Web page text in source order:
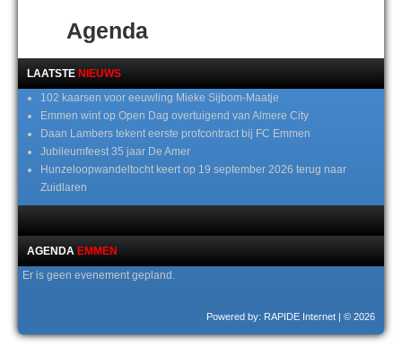
Agenda
LAATSTE NIEUWS
102 kaarsen voor eeuwling Mieke Sijbom-Maatje
Emmen wint op Open Dag overtuigend van Almere City
Daan Lambers tekent eerste profcontract bij FC Emmen
Jubileumfeest 35 jaar De Amer
Hunzeloopwandeltocht keert op 19 september 2026 terug naar
Zuidlaren
AGENDA EMMEN
Er is geen evenement gepland.
Powered by: RAPIDE Internet | © 2026